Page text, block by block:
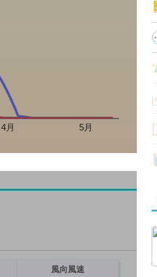
4月
5月
風向風速